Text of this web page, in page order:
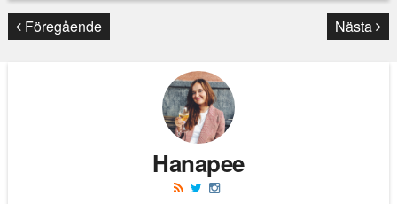
Läs kommentarer (6)
Föregående Nästa
Hanapee